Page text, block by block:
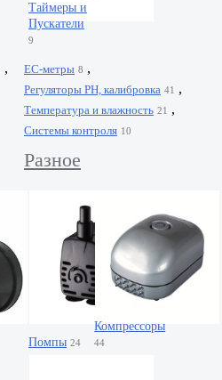
,
Таймеры и
Пускатели
9
EC-метры 8 ,
Регуляторы PH, калибровка 41 ,
Температура и влажность 21 ,
Системы контроля 10
Разное
Помпы 24
Компрессоры
44